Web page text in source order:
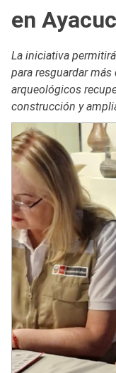
en
La iniciativa
para resguardar
arqueológicos
construcción y